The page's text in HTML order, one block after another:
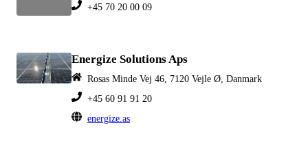
+45 70 20 00 09
Energize Solutions Aps
Rosas Minde Vej 46, 7120 Vejle Ø, Danmark
+45 60 91 91 20
energize.as